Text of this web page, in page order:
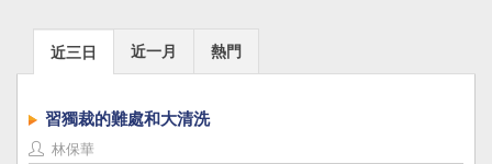
近三日 近一月 熱門
習獨裁的難處和大清洗
林保華